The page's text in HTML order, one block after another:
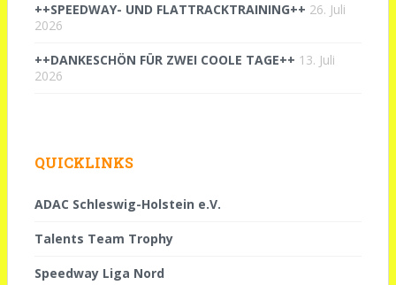
++SPEEDWAY- UND FLATTRACKTRAINING++ 26. Juli
2026
++DANKESCHÖN FÜR ZWEI COOLE TAGE++ 13. Juli
2026
QUICKLINKS
ADAC Schleswig-Holstein e.V.
Talents Team Trophy
Speedway Liga Nord